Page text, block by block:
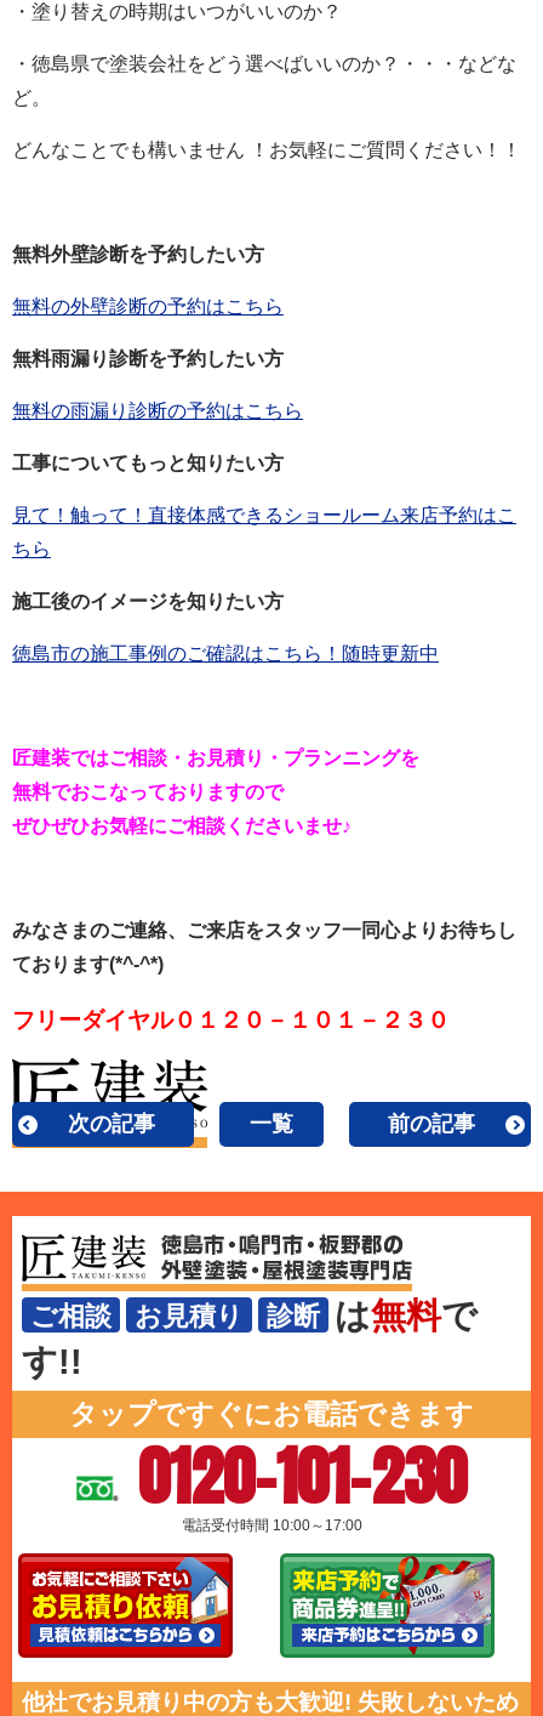
・塗り替えの時期はいつがいいのか？
・徳島県で塗装会社をどう選べばいいのか？・・・などな
ど。
どんなことでも構いません ！お気軽にご質問ください！！
無料外壁診断を予約したい方
無料の外壁診断の予約はこちら
無料雨漏り診断を予約したい方
無料の雨漏り診断の予約はこちら
工事についてもっと知りたい方
見て！触って！直接体感できるショールーム来店予約はこ
ちら
施工後のイメージを知りたい方
徳島市の施工事例のご確認はこちら！随時更新中
匠建装ではご相談・お見積り・プランニングを
無料でおこなっておりますので
ぜひぜひお気軽にご相談くださいませ♪
みなさまのご連絡、ご来店をスタッフ一同心よりお待ちし
ております(*^-^*)
フリーダイヤル０１２０－１０１－２３０
次の記事 一覧 前の記事
ご相談 お見積り 診断 は無料で
す!!
タップですぐにお電話できます
0120-101-230
電話受付時間 10:00～17:00
他社でお見積り中の方も大歓迎! 失敗しないため